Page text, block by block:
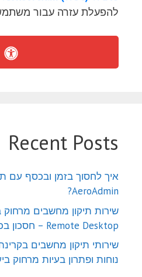
להפעלת עזרה עבור
Recent Posts
איך לחסוך בזמן ובכסף עם
AeroAdmin?
Remote Desktop – חסכון בכסף, נוחות ויעילות
שירותי תיקון מחשבים
נוחות ופתרון בעיות מרחוק